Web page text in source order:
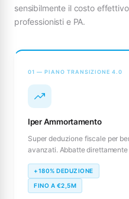
sensibilmente il costo
professionisti e PA.
01 — PIANO TRANSIZIONE 4.0
Iper Ammortamento
Super deduzione fiscale per
avanzati. Abbatte direttamente
+180% DEDUZIONE
FINO A €2,5M